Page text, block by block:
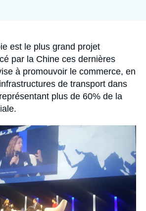
est le plus grand projet
par la Chine ces dernières
à promouvoir le commerce, en
de transport dans
plus de 60% de la